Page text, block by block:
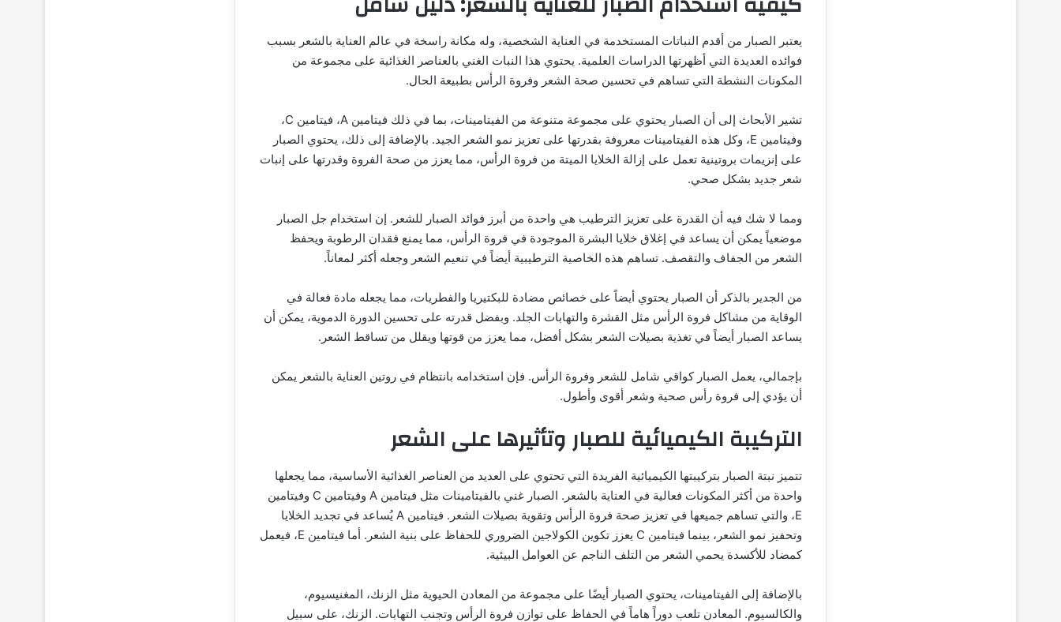
يعتبر الصبار من أقدم النباتات المستخدمة في العناية الشخصية، وله مكانة راسخة في عالم العناية بالشعر بسبب
فوائده العديدة التي أظهرتها الدراسات العلمية. يحتوي هذا النبات الغني بالعناصر الغذائية على مجموعة من
المكونات النشطة التي تساهم في تحسين صحة الشعر وفروة الرأس بطبيعة الحال.
تشير الأبحاث إلى أن الصبار يحتوي على مجموعة متنوعة من الفيتامينات، بما في ذلك فيتامين A، فيتامين C،
وفيتامين E، وكل هذه الفيتامينات معروفة بقدرتها على تعزيز نمو الشعر الجيد. بالإضافة إلى ذلك، يحتوي الصبار
على إنزيمات بروتينية تعمل على إزالة الخلايا الميتة من فروة الرأس، مما يعزز من صحة الفروة وقدرتها على إنبات
شعر جديد بشكل صحي.
ومما لا شك فيه أن القدرة على تعزيز الترطيب هي واحدة من أبرز فوائد الصبار للشعر. إن استخدام جل الصبار
موضعياً يمكن أن يساعد في إغلاق خلايا البشرة الموجودة في فروة الرأس، مما يمنع فقدان الرطوبة ويحفظ
الشعر من الجفاف والتقصف. تساهم هذه الخاصية الترطيبية أيضاً في تنعيم الشعر وجعله أكثر لمعاناً.
من الجدير بالذكر أن الصبار يحتوي أيضاً على خصائص مضادة للبكتيريا والفطريات، مما يجعله مادة فعالة في
الوقاية من مشاكل فروة الرأس مثل القشرة والتهابات الجلد. وبفضل قدرته على تحسين الدورة الدموية، يمكن أن
يساعد الصبار أيضاً في تغذية بصيلات الشعر بشكل أفضل، مما يعزز من قوتها ويقلل من تساقط الشعر.
بإجمالي، يعمل الصبار كواقي شامل للشعر وفروة الرأس. فإن استخدامه بانتظام في روتين العناية بالشعر يمكن
أن يؤدي إلى فروة رأس صحية وشعر أقوى وأطول.
التركيبة الكيميائية للصبار وتأثيرها على الشعر
تتميز نبتة الصبار بتركيبتها الكيميائية الفريدة التي تحتوي على العديد من العناصر الغذائية الأساسية، مما يجعلها
واحدة من أكثر المكونات فعالية في العناية بالشعر. الصبار غني بالفيتامينات مثل فيتامين A وفيتامين C وفيتامين
E، والتي تساهم جميعها في تعزيز صحة فروة الرأس وتقوية بصيلات الشعر. فيتامين A يُساعد في تجديد الخلايا
وتحفيز نمو الشعر، بينما فيتامين C يعزز تكوين الكولاجين الضروري للحفاظ على بنية الشعر. أما فيتامين E، فيعمل
كمضاد للأكسدة يحمي الشعر من التلف الناجم عن العوامل البيئية.
بالإضافة إلى الفيتامينات، يحتوي الصبار أيضًا على مجموعة من المعادن الحيوية مثل الزنك، المغنيسيوم،
والكالسيوم. المعادن تلعب دوراً هاماً في الحفاظ على توازن فروة الرأس وتجنب التهابات. الزنك، على سبيل